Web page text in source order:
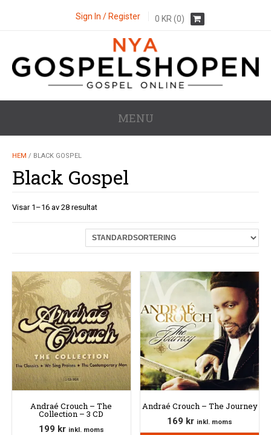
Sign In / Register 0 KR (0)
MENU
HEM / BLACK GOSPEL
Black Gospel
Visar 1–16 av 28 resultat
Andraé Crouch – The
Collection – 3 CD
199 kr inkl. moms
Andraé Crouch – The Journey
169 kr inkl. moms